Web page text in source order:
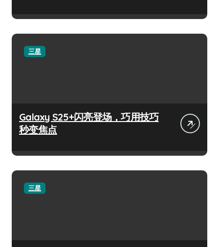
三星
Galaxy S25+闪亮登场，巧用技巧
秒变焦点
三星